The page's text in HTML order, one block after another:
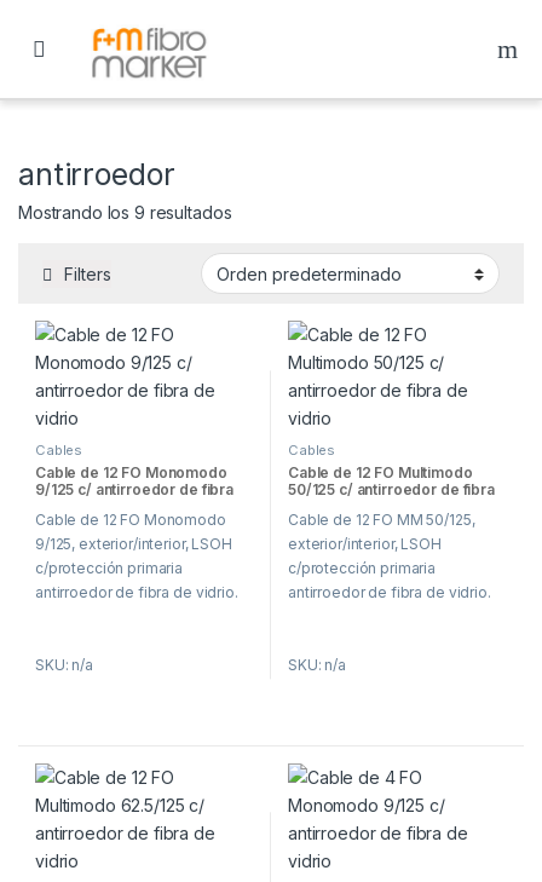
antirroedor
Mostrando los 9 resultados
Filters
Cables
Cable de 12 FO Monomodo
9/125 c/ antirroedor de fibra
Cable de 12 FO Monomodo
9/125, exterior/interior, LSOH
c/protección primaria
antirroedor de fibra de vidrio.
SKU: n/a
Cables
Cable de 12 FO Multimodo
50/125 c/ antirroedor de fibra
Cable de 12 FO MM 50/125,
exterior/interior, LSOH
c/protección primaria
antirroedor de fibra de vidrio.
SKU: n/a